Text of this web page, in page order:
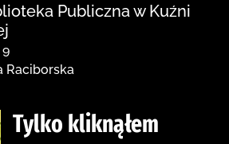
Publiczna w Kuźni
Raciborska
Tylko kliknąłem